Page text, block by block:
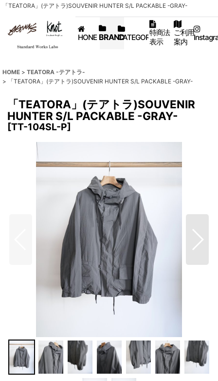
「TEATORA」(テアトラ)SOUVENIR HUNTER S/L PACKABLE -GRAY-
HONE BRANDCATEGORY特商法
表示
ご利用
案内
HOME > TEATORA -テアトラ-
>
「TEATORA」(テアトラ)SOUVENIR HUNTER S/L PACKABLE -GRAY-
「TEATORA」(テアトラ)SOUVENIR
HUNTER S/L PACKABLE -GRAY-
[TT-104SL-P]